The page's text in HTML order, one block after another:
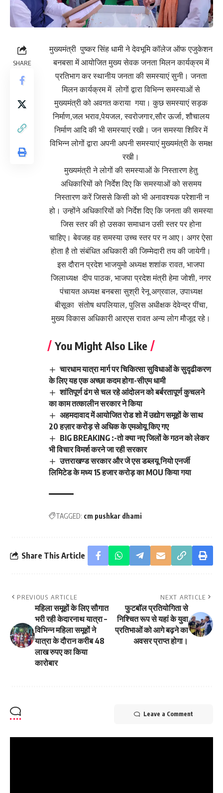
SHARE
मुख्यमंत्री पुष्कर सिंह धामी ने देवभूमि कॉलेज ऑफ एजुकेशन
बनबसा में आयोजित मुख्य सेवक जनता मिलन कार्यक्रम में
प्रतिभाग कर स्थानीय जनता की समस्याएं सुनी। जनता
मिलन कार्यक्रम में लोगों द्वारा विभिन्न समस्याओं से
मुख्यमंत्री को अवगत कराया गया। कुछ समस्याएं सड़क
निर्माण,जल भराव,पेयजल, स्वरोजगार,सौर ऊर्जा, शौचालय
निर्माण आदि की भी समस्याएं रखी। जन समस्या शिविर में
विभिन्न लोगों द्वारा अपनी अपनी समस्याएं मुख्यमंत्री के समक्ष
रखी।
मुख्यमंत्री ने लोगों की समस्याओं के निस्तारण हेतु
अधिकारियों को निर्देश दिए कि समस्याओं को ससमय
निस्तारण करें जिससे किसी को भी अनावश्यक परेशानी न
हो। उन्होंने अधिकारियों को निर्देश दिए कि जनता की समस्या
जिस स्तर की हो उसका समाधान उसी स्तर पर होना
चाहिए। बेवजह वह समस्या उच्च स्तर पर न आए। अगर ऐसा
होता है तो संबंधित अधिकारी की जिम्मेदारी तय की जायेगी।
इस दौरान प्रदेश भाजयुमो अध्यक्ष शशांक रावत, भाजपा
जिलाध्यक्ष दीप पाठक, भाजपा प्रदेश मंत्री हेमा जोशी, नगर
पंचायत अध्यक्ष बनबसा सुश्री रेनू अग्रवाल, उपाध्यक्ष
बीसूका संतोष थपलियाल, पुलिस अधीक्षक देवेन्द्र पींचा,
मुख्य विकास अधिकारी आरएस रावत अन्य लोग मौजूद रहे।
You Might Also Like
चारधाम यात्रा मार्ग पर चिकित्सा सुविधाओं के सुदृढीकरण
के लिए यह एक अच्छा कदम होगा-सीएम धामी
शांतिपूर्ण ढंग से चल रहे आंदोलन को बर्बरतापूर्ण कुचलने
का काम तत्कालीन सरकार ने किया
अहमदावाद में आयोजित रोड शो में उद्योग समूहों के साथ
20 हज़ार करोड़ से अधिक के एमओयू किए गए
BIG BREAKING :-तो क्या नए जिलों के गठन को लेकर
भी विचार विमर्श करने जा रही सरकार
उत्तराखण्ड सरकार और जे एस डब्लयू नियो एनर्जी
लिमिटेड के मध्य 15 हजार करोड़ का MOU किया गया
TAGGED: cm pushkar dhami
Share This Article
PREVIOUS ARTICLE
महिला समूहों के लिए सौगात
भरी रही केदारनाथ यात्रा –
विभिन्न महिला समूहों ने
यात्रा के दौरान करीब 48
लाख रुपए का किया
कारोबार
NEXT ARTICLE
फुटबॉल प्रतियोगिता से
निश्चित रूप से यहां के युवा
प्रतिभाओं को आगे बढ़ने का
अवसर प्राप्त होगा।
Leave a Comment